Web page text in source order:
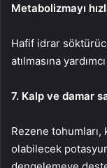
Metabolizmayı
Hafif idrar
atılmasına
7. Kalp ve damar
Rezene tohumları,
olabilecek